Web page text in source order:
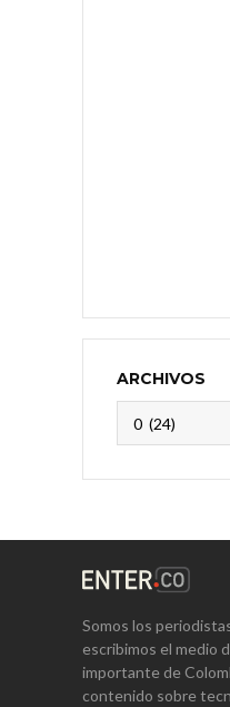
ARCHIVOS
Somos los
escribimos el medio
importante de
contenido sobre